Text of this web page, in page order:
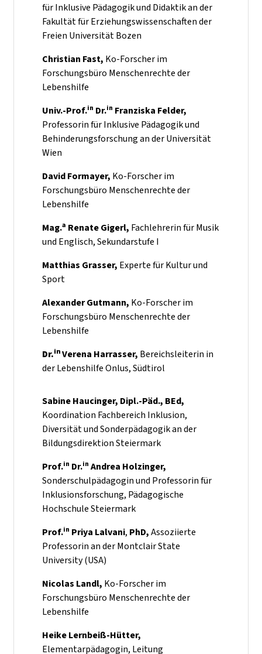
für Inklusive Pädagogik und Didaktik an der
Fakultät für Erziehungswissenschaften der
Freien Universität Bozen
Christian Fast, Ko-Forscher im
Forschungsbüro Menschenrechte der
Lebenshilfe
Univ.-Prof.in Dr.in Franziska Felder,
Professorin für Inklusive Pädagogik und
Behinderungsforschung an der Universität
Wien
David Formayer, Ko-Forscher im
Forschungsbüro Menschenrechte der
Lebenshilfe
Mag.a Renate Gigerl, Fachlehrerin für Musik
und Englisch, Sekundarstufe I
Matthias Grasser, Experte für Kultur und
Sport
Alexander Gutmann, Ko-Forscher im
Forschungsbüro Menschenrechte der
Lebenshilfe
Dr.inVerena Harrasser, Bereichsleiterin in
der Lebenshilfe Onlus, Südtirol
Sabine Haucinger, Dipl.-Päd., BEd,
Koordination Fachbereich Inklusion,
Diversität und Sonderpädagogik an der
Bildungsdirektion Steiermark
Prof.in Dr.in Andrea Holzinger,
Sonderschulpädagogin und Professorin für
Inklusionsforschung, Pädagogische
Hochschule Steiermark
Prof.in Priya Lalvani, PhD,Assoziierte
Professorin an der Montclair State
University (USA)
Nicolas Landl, Ko-Forscher im
Forschungsbüro Menschenrechte der
Lebenshilfe
Heike Lernbeiß-Hütter,
Elementarpädagogin, Leitung